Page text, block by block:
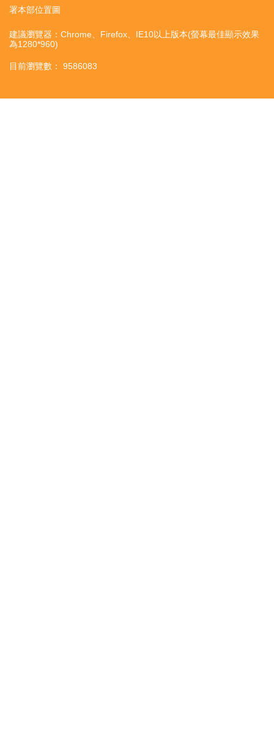
署本部位置圖
建議瀏覽器：Chrome、Firefox、IE10以上版本(螢幕最佳顯示效果
為1280*960)
目前瀏覽數： 9586083